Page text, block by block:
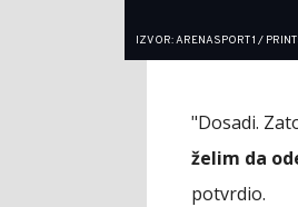
IZVOR: ARENASPORT 1 /
"Dosadi.
želim da
potvrdio.